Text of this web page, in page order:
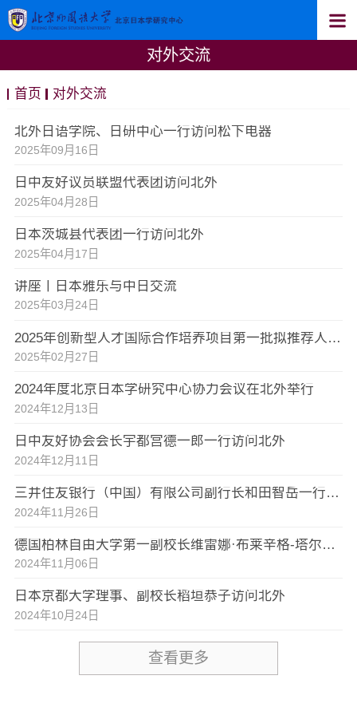
对外交流
首页 对外交流
北外日语学院、日研中心一行访问松下电器
2025年09月16日
日中友好议员联盟代表团访问北外
2025年04月28日
日本茨城县代表团一行访问北外
2025年04月17日
讲座丨日本雅乐与中日交流
2025年03月24日
2025年创新型人才国际合作培养项目第一批拟推荐人员公示 日语学院（日本学研究中心）
2025年02月27日
2024年度北京日本学研究中心协力会议在北外举行
2024年12月13日
日中友好协会会长宇都宫德一郎一行访问北外
2024年12月11日
三井住友银行（中国）有限公司副行长和田智岳一行访问北外
2024年11月26日
德国柏林自由大学第一副校长维雷娜·布莱辛格-塔尔科特访问北外
2024年11月06日
日本京都大学理事、副校长稻垣恭子访问北外
2024年10月24日
查看更多